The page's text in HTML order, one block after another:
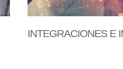
INTEGRACIONES E